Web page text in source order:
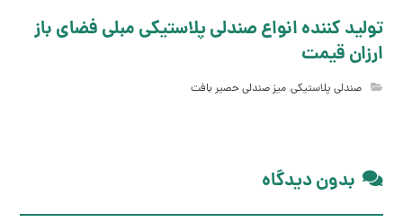
تولید کننده انواع صندلی پلاستیکی مبلی فضای باز
ارزان قیمت
صندلی پلاستیکی,میز صندلی حصیر بافت
بدون دیدگاه